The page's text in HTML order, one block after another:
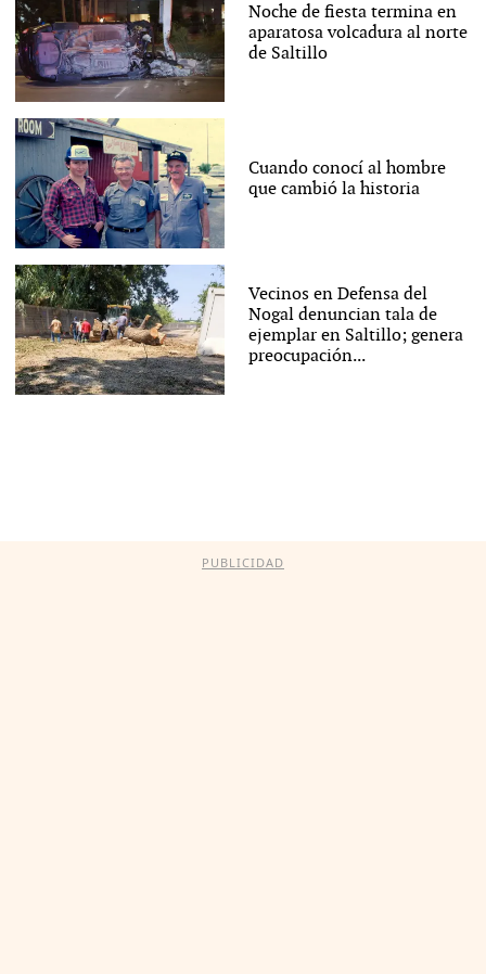
Noche de fiesta termina en
aparatosa volcadura al norte
de Saltillo
Cuando conocí al hombre
que cambió la historia
Vecinos en Defensa del
Nogal denuncian tala de
ejemplar en Saltillo; genera
preocupación...
PUBLICIDAD